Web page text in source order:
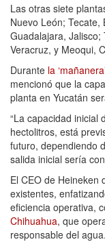
Las otras siete
Nuevo León; Tecate,
Guadalajara, Jalisco;
Veracruz, y Meoqui,
Durante la
mencionó que la
planta en Yucatán
“La capacidad inicial
hectolitros, está
futuro, dependiendo
salida inicial sería
El CEO de Heineken
existentes,
eficiencia operativa,
Chihuahua, que
responsable del agua.